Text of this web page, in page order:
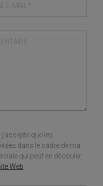
que les
dans le cadre de ma
qui peut en découler.
Web